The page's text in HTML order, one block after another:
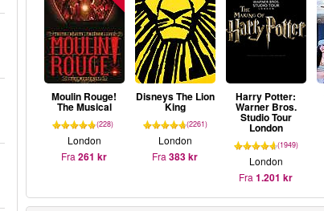
Moulin Rouge!
The Musical
(228)
London
Fra 261 kr
Disneys The Lion
King
(2261)
London
Fra 383 kr
Harry Potter:
Warner Bros.
Studio Tour
London
(1949)
London
Fra 1.201 kr